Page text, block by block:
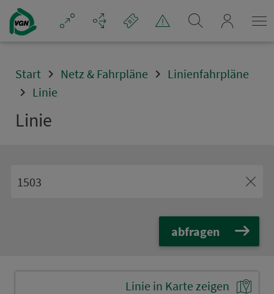
Navigation überspringen
Start Netz & Fahrpläne
Linienfahrpläne
Linie
Linie
abfragen
Linie in Karte zeigen